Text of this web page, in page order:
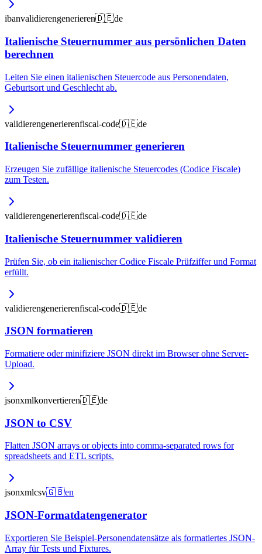
ibanvalidierengenerieren🇩🇪de
Italienische Steuernummer aus persönlichen Daten
berechnen
Leiten Sie einen italienischen Steuercode aus Personendaten,
Geburtsort und Geschlecht ab.
validierengenerierenfiscal-code🇩🇪de
Italienische Steuernummer generieren
Erzeugen Sie zufällige italienische Steuercodes (Codice Fiscale)
zum Testen.
validierengenerierenfiscal-code🇩🇪de
Italienische Steuernummer validieren
Prüfen Sie, ob ein italienischer Codice Fiscale Prüfziffer und Format
erfüllt.
validierengenerierenfiscal-code🇩🇪de
JSON formatieren
Formatiere oder minifiziere JSON direkt im Browser ohne Server-
Upload.
jsonxmlkonvertieren🇩🇪de
JSON to CSV
Flatten JSON arrays or objects into comma-separated rows for
spreadsheets and ETL scripts.
jsonxmlcsv🇬🇧en
JSON-Formatdatengenerator
Exportieren Sie Beispiel-Personendatensätze als formatiertes JSON-
Array für Tests und Fixtures.